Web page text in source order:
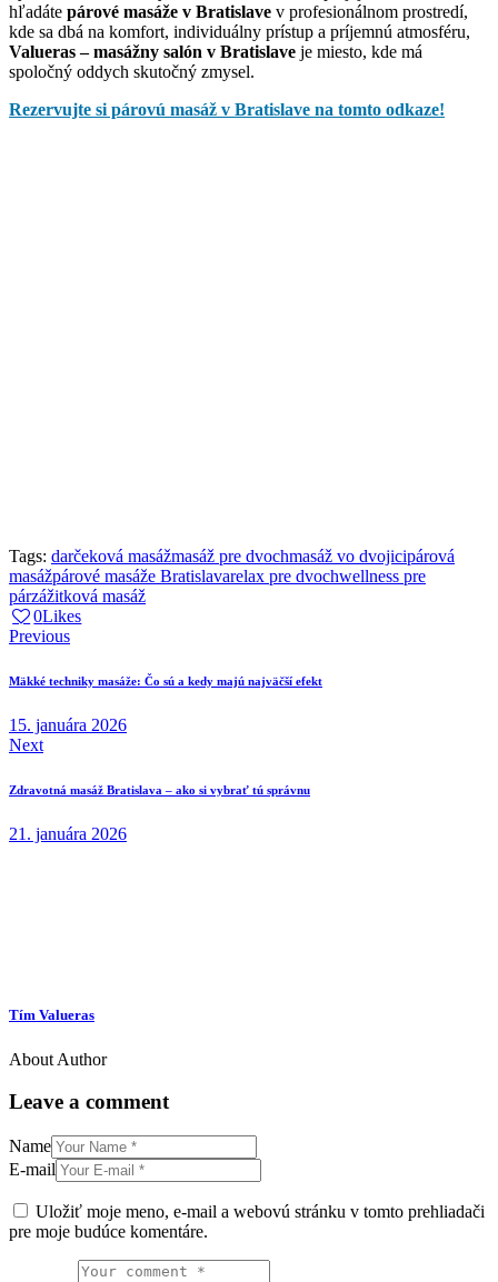
hľadáte párové masáže v Bratislave v profesionálnom prostredí,
kde sa dbá na komfort, individuálny prístup a príjemnú atmosféru,
Valueras – masážny salón v Bratislave je miesto, kde má
spoločný oddych skutočný zmysel.
Rezervujte si párovú masáž v Bratislave na tomto odkaze!
Tags: darčeková masážmasáž pre dvochmasáž vo dvojicipárová
masážpárové masáže Bratislavarelax pre dvochwellness pre
párzážitková masáž
0Likes
Navigácia
v
Previous
Mäkké techniky masáže: Čo sú a kedy majú najväčší efekt
15. januára 2026
Next
Zdravotná masáž Bratislava – ako si vybrať tú správnu
21. januára 2026
Tím Valueras
About Author
Leave a comment
Name
E-mail
Uložiť moje meno, e-mail a webovú stránku v tomto prehliadači
pre moje budúce komentáre.